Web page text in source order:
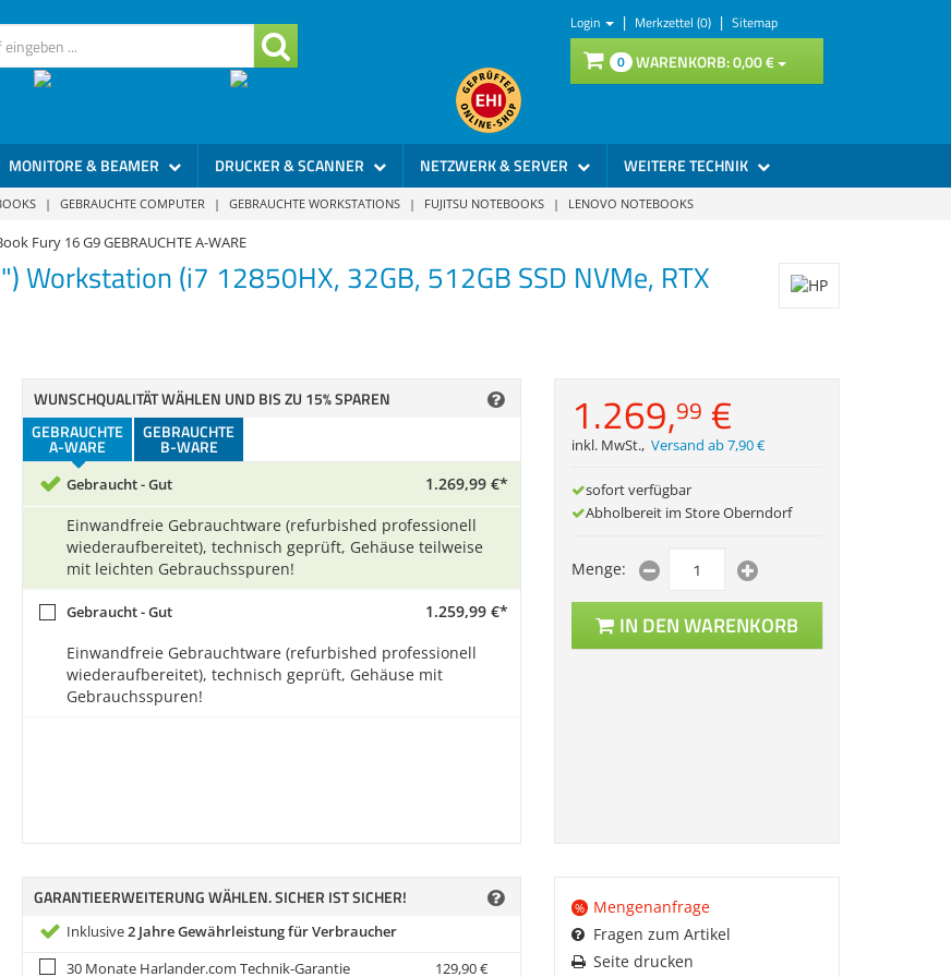
Login | Merkzettel (0) | Sitemap
0 WARENKORB:0,00€
MONITORE & BEAMER DRUCKER & SCANNER NETZWERK & SERVER WEITERE TECHNIK
| GEBRAUCHTE COMPUTER | GEBRAUCHTE WORKSTATIONS | FUJITSU NOTEBOOKS | LENOVO NOTEBOOKS
Fury 16 G9 GEBRAUCHTE A-WARE
Workstation (i7 12850HX, 32GB, 512GB SSD NVMe, RTX
WUNSCHQUALITÄT WÄHLEN UND BIS ZU 15% SPAREN
GEBRAUCHTE
A-WARE
GEBRAUCHTE
B-WARE
Gebraucht - Gut 1.269,99 €*
Einwandfreie Gebrauchtware (refurbished professionell
wiederaufbereitet), technisch geprüft, Gehäuse teilweise
mit leichten Gebrauchsspuren!
Gebraucht - Gut 1.259,99 €*
Einwandfreie Gebrauchtware (refurbished professionell
wiederaufbereitet), technisch geprüft, Gehäuse mit
Gebrauchsspuren!
GARANTIEERWEITERUNG WÄHLEN. SICHER IST SICHER!
Inklusive2 Jahre Gewährleistung für Verbraucher
30 Monate Harlander.com Technik-Garantie
129,90€
1.269,99 €
inkl. MwSt., Versand ab 7,90 €
sofort verfügbar
Abholbereit im Store Oberndorf
Menge:
IN DEN WARENKORB
%
Mengenanfrage
Fragen zum Artikel
Seite drucken